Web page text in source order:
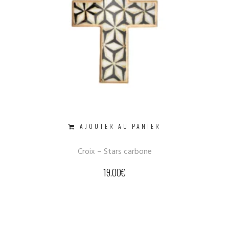
AJOUTER AU PANIER
Croix – Stars carbone
19.00€